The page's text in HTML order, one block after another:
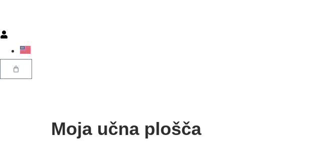
Moja učna plošča